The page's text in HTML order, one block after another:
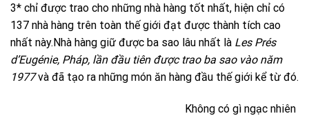
3* chỉ được trao cho những nhà hàng tốt nhất, hiện chỉ có
137 nhà hàng trên toàn thế giới đạt được thành tích cao
nhất này.Nhà hàng giữ được ba sao lâu nhất là Les Prés
d’Eugénie, Pháp, lần đầu tiên được trao ba sao vào năm
1977và đã tạo ra những món ăn hàng đầu thế giới kể từ đó.
Không có gì ngạc nhiên